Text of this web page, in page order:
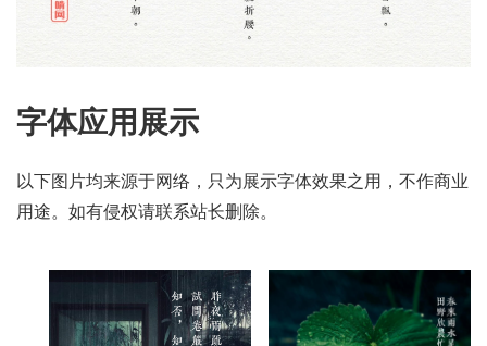
字体应用展示
以下图片均来源于网络，只为展示字体效果之用，不作商业
用途。如有侵权请联系站长删除。